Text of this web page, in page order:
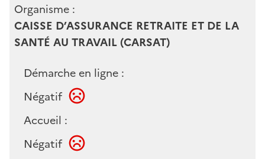
Organisme :
CAISSE D’ASSURANCE RETRAITE ET DE LA
SANTÉ AU TRAVAIL (CARSAT)
Démarche en ligne :
Négatif
Accueil :
Négatif